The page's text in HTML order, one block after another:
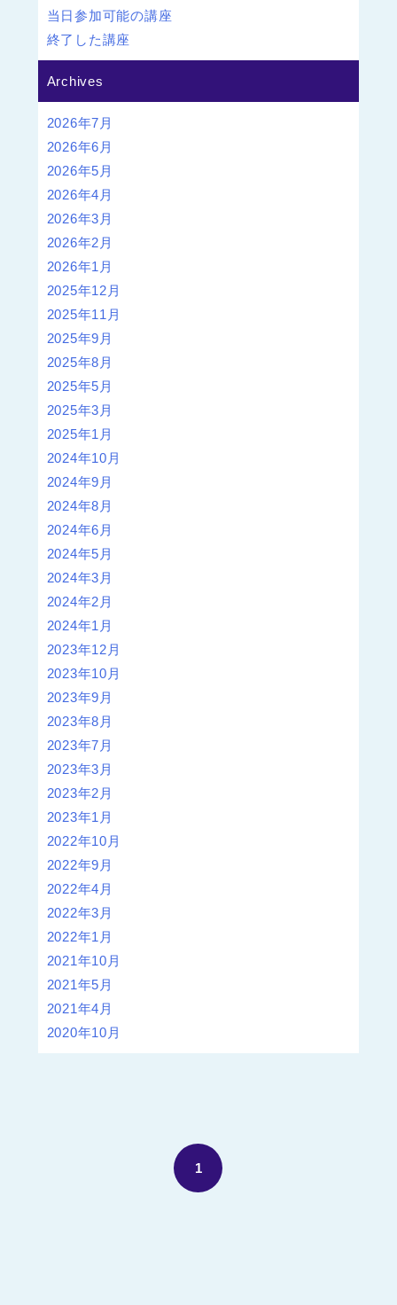
当日参加可能の講座
終了した講座
Archives
2026年7月
2026年6月
2026年5月
2026年4月
2026年3月
2026年2月
2026年1月
2025年12月
2025年11月
2025年9月
2025年8月
2025年5月
2025年3月
2025年1月
2024年10月
2024年9月
2024年8月
2024年6月
2024年5月
2024年3月
2024年2月
2024年1月
2023年12月
2023年10月
2023年9月
2023年8月
2023年7月
2023年3月
2023年2月
2023年1月
2022年10月
2022年9月
2022年4月
2022年3月
2022年1月
2021年10月
2021年5月
2021年4月
2020年10月
1